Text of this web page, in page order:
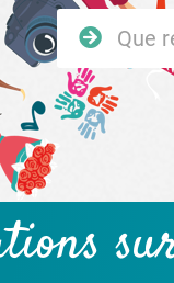
Rechercher
sur
le
site